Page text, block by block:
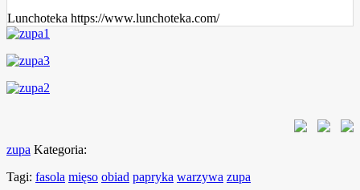
Lunchoteka https://www.lunchoteka.com/
zupa Kategoria:
Tagi: fasola mięso obiad papryka warzywa zupa